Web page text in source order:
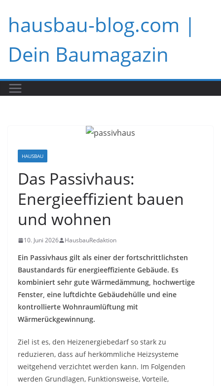
Inhalt
springen
hausbau-blog.com |
Dein Baumagazin
HAUSBAU
Das Passivhaus:
Energieeffizient bauen
und wohnen
10. Juni 2026 HausbauRedaktion
Ein Passivhaus gilt als einer der fortschrittlichsten
Baustandards für energieeffiziente Gebäude. Es
kombiniert sehr gute Wärmedämmung, hochwertige
Fenster, eine luftdichte Gebäudehülle und eine
kontrollierte Wohnraumlüftung mit
Wärmerückgewinnung.
Ziel ist es, den Heizenergiebedarf so stark zu
reduzieren, dass auf herkömmliche Heizsysteme
weitgehend verzichtet werden kann. Im Folgenden
werden Grundlagen, Funktionsweise, Vorteile,